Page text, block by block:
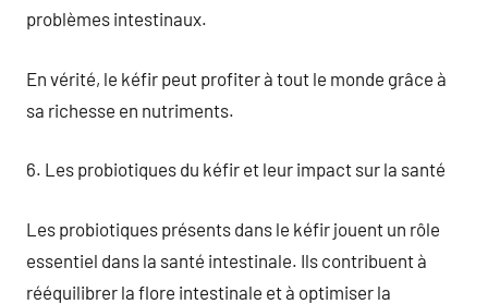
problèmes intestinaux.
En vérité, le kéfir peut profiter à tout le monde grâce à
sa richesse en nutriments.
6. Les probiotiques du kéfir et leur impact sur la santé
Les probiotiques présents dans le kéfir jouent un rôle
essentiel dans la santé intestinale. Ils contribuent à
rééquilibrer la flore intestinale et à optimiser la